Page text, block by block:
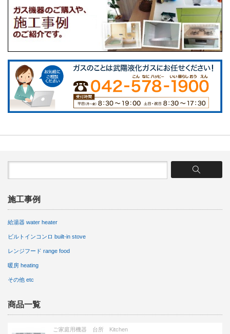
施工事例
給湯器 water heater
ビルトインコンロ built-in stove
レンジフード range food
暖房 heating
その他 etc
商品一覧
ご家庭用機器 台所 Kitchen